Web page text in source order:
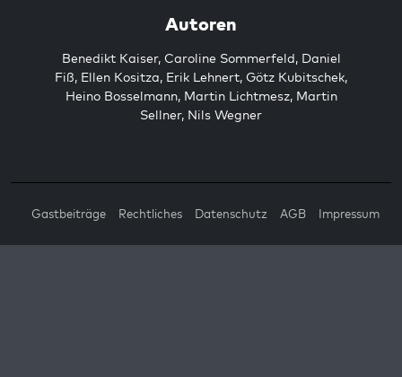
Autoren
Benedikt Kaiser, Caroline Sommerfeld, Daniel
Fiß, Ellen Kositza, Erik Lehnert, Götz Kubitschek,
Heino Bosselmann, Martin Lichtmesz, Martin
Sellner, Nils Wegner
Gastbeiträge Rechtliches Datenschutz AGB Impressum